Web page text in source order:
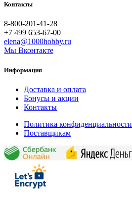
Контакты
8-800-201-41-28
+7 499 653-67-00
elena@1000hobby.ru
Мы Вконтакте
Информация
Доставка и оплата
Бонусы и акции
Контакты
Политика конфиденциальности
Поставщикам